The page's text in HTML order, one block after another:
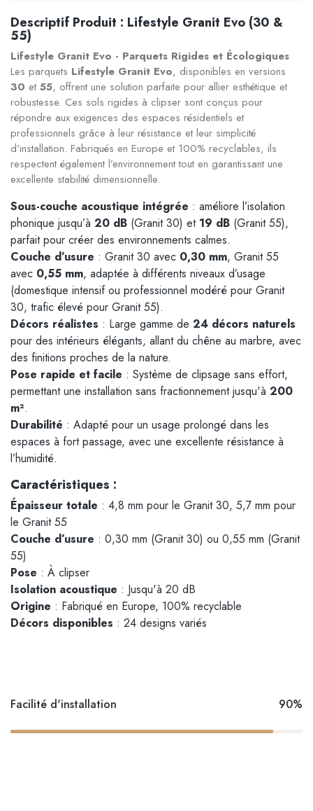
Descriptif Produit : Lifestyle Granit Evo (30 &
55)
Lifestyle Granit Evo - Parquets Rigides et Écologiques
Les parquets Lifestyle Granit Evo, disponibles en versions
30 et 55, offrent une solution parfaite pour allier esthétique et
robustesse. Ces sols rigides à clipser sont conçus pour
répondre aux exigences des espaces résidentiels et
professionnels grâce à leur résistance et leur simplicité
d’installation. Fabriqués en Europe et 100% recyclables, ils
respectent également l’environnement tout en garantissant une
excellente stabilité dimensionnelle.
Sous-couche acoustique intégrée : améliore l’isolation
phonique jusqu’à 20 dB (Granit 30) et 19 dB (Granit 55),
parfait pour créer des environnements calmes.
Couche d’usure : Granit 30 avec 0,30 mm, Granit 55
avec 0,55 mm, adaptée à différents niveaux d’usage
(domestique intensif ou professionnel modéré pour Granit
30, trafic élevé pour Granit 55).
Décors réalistes : Large gamme de 24 décors naturels
pour des intérieurs élégants, allant du chêne au marbre, avec
des finitions proches de la nature.
Pose rapide et facile : Système de clipsage sans effort,
permettant une installation sans fractionnement jusqu'à 200
m².
Durabilité : Adapté pour un usage prolongé dans les
espaces à fort passage, avec une excellente résistance à
l’humidité.
Caractéristiques :
Épaisseur totale : 4,8 mm pour le Granit 30, 5,7 mm pour
le Granit 55
Couche d’usure : 0,30 mm (Granit 30) ou 0,55 mm (Granit
55)
Pose : À clipser
Isolation acoustique : Jusqu'à 20 dB
Origine : Fabriqué en Europe, 100% recyclable
Décors disponibles : 24 designs variés
Facilité d'installation 90%